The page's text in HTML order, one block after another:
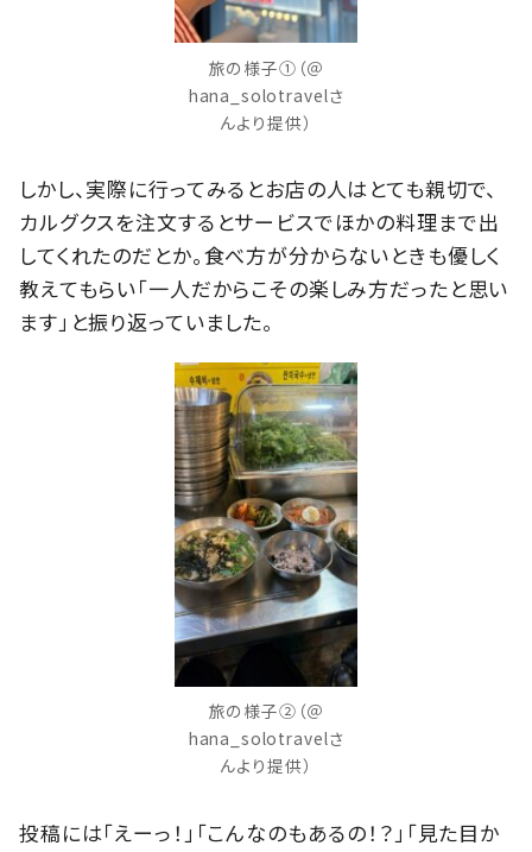
旅の様子①（＠
hana_solotravelさ
んより提供）
しかし、実際に行ってみるとお店の人はとても親切で、
カルグクスを注文するとサービスでほかの料理まで出
してくれたのだとか。食べ方が分からないときも優しく
教えてもらい「一人だからこその楽しみ方だったと思い
ます」と振り返っていました。
旅の様子②（＠
hana_solotravelさ
んより提供）
投稿には「えーっ！」「こんなのもあるの！？」「見た目か